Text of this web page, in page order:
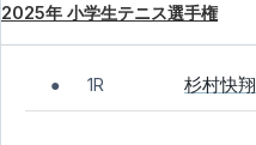
2025年 小学生テニス選手権
● 1R 杉村快翔